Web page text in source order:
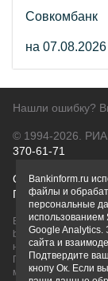
Совкомбанк
на 07.08.2026
Нашли ошибку?
© 1994-2026. РИА
370-61-71
О проекте
Правовая
Вся информация о
bankinform.ru, носит
не является
ГК РФ. Информация
может быть
Bankinform.ru
файлы и
персональные
использованием
Google Analytics.
сайта и
Подтвердите
кнопу Ок. Если